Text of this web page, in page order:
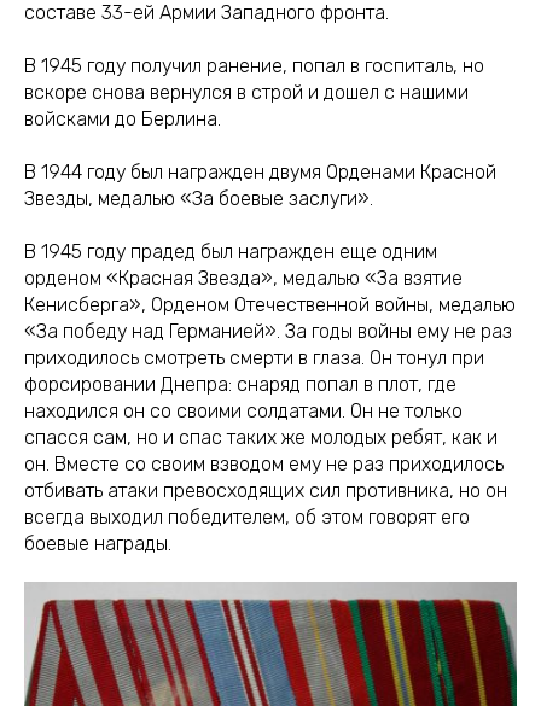
составе 33-ей Армии Западного фронта.
В 1945 году получил ранение, попал в госпиталь, но
вскоре снова вернулся в строй и дошел с нашими
войсками до Берлина.
В 1944 году был награжден двумя Орденами Красной
Звезды, медалью «За боевые заслуги».
В 1945 году прадед был награжден еще одним
орденом «Красная Звезда», медалью «За взятие
Кенисберга», Орденом Отечественной войны, медалью
«За победу над Германией». За годы войны ему не раз
приходилось смотреть смерти в глаза. Он тонул при
форсировании Днепра: снаряд попал в плот, где
находился он со своими солдатами. Он не только
спасся сам, но и спас таких же молодых ребят, как и
он. Вместе со своим взводом ему не раз приходилось
отбивать атаки превосходящих сил противника, но он
всегда выходил победителем, об этом говорят его
боевые награды.